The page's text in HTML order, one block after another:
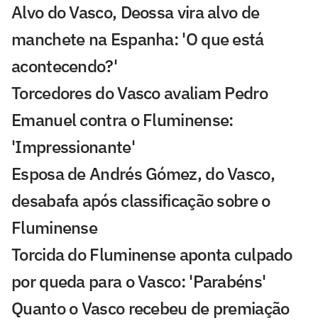
Alvo do Vasco, Deossa vira alvo de
manchete na Espanha: 'O que está
acontecendo?'
Torcedores do Vasco avaliam Pedro
Emanuel contra o Fluminense:
'Impressionante'
Esposa de Andrés Gómez, do Vasco,
desabafa após classificação sobre o
Fluminense
Torcida do Fluminense aponta culpado
por queda para o Vasco: 'Parabéns'
Quanto o Vasco recebeu de premiação